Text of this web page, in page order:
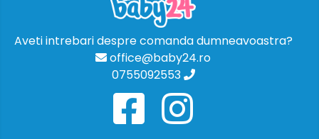
Aveti intrebari despre comanda dumneavoastra?
office@baby24.ro
0755092553